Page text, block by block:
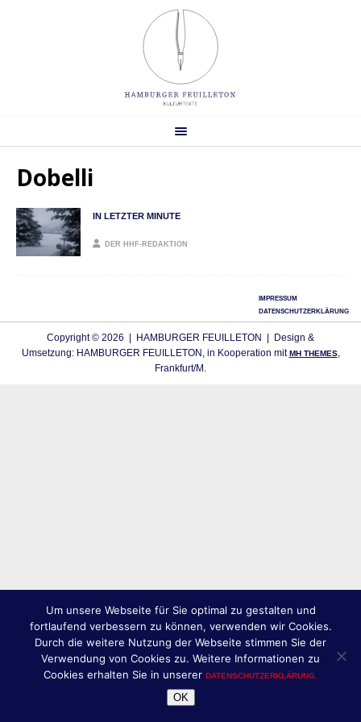
Dobelli
IN LETZTER MINUTE
DER HHF-REDAKTION
IMPRESSUM
DATENSCHUTZERKLÄRUNG
Copyright © 2026 | HAMBURGER FEUILLETON | Design &
Umsetzung: HAMBURGER FEUILLETON, in Kooperation mitMH THEMES,
Frankfurt/M.
Um unsere Webseite für Sie optimal zu gestalten und
fortlaufend verbessern zu können, verwenden wir Cookies.
Durch die weitere Nutzung der Webseite stimmen Sie der
Verwendung von Cookies zu. Weitere Informationen zu
Cookies erhalten Sie in unserer DATENSCHUTZERKLÄRUNG.
OK